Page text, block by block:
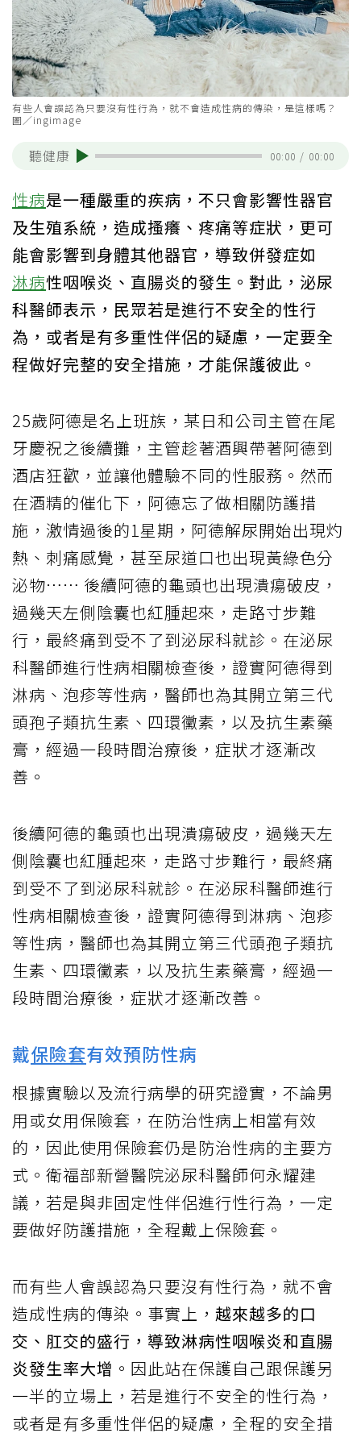
有些人會誤認為只要沒有性行為，就不會造成性病的傳染，是這樣嗎？
圖／ingimage
聽健康 00:00 / 00:00
性病是一種嚴重的疾病，不只會影響性器官
及生殖系統，造成搔癢、疼痛等症狀，更可
能會影響到身體其他器官，導致併發症如
淋病性咽喉炎、直腸炎的發生。對此，泌尿
科醫師表示，民眾若是進行不安全的性行
為，或者是有多重性伴侶的疑慮，一定要全
程做好完整的安全措施，才能保護彼此。
25歲阿德是名上班族，某日和公司主管在尾
牙慶祝之後續攤，主管趁著酒興帶著阿德到
酒店狂歡，並讓他體驗不同的性服務。然而
在酒精的催化下，阿德忘了做相關防護措
施，激情過後的1星期，阿德解尿開始出現灼
熱、刺痛感覺，甚至尿道口也出現黃綠色分
泌物⋯⋯ 後續阿德的龜頭也出現潰瘍破皮，
過幾天左側陰囊也紅腫起來，走路寸步難
行，最終痛到受不了到泌尿科就診。在泌尿
科醫師進行性病相關檢查後，證實阿德得到
淋病、泡疹等性病，醫師也為其開立第三代
頭孢子類抗生素、四環黴素，以及抗生素藥
膏，經過一段時間治療後，症狀才逐漸改
善。
後續阿德的龜頭也出現潰瘍破皮，過幾天左
側陰囊也紅腫起來，走路寸步難行，最終痛
到受不了到泌尿科就診。在泌尿科醫師進行
性病相關檢查後，證實阿德得到淋病、泡疹
等性病，醫師也為其開立第三代頭孢子類抗
生素、四環黴素，以及抗生素藥膏，經過一
段時間治療後，症狀才逐漸改善。
戴保險套有效預防性病
根據實驗以及流行病學的研究證實，不論男
用或女用保險套，在防治性病上相當有效
的，因此使用保險套仍是防治性病的主要方
式。衛福部新營醫院泌尿科醫師何永耀建
議，若是與非固定性伴侶進行性行為，一定
要做好防護措施，全程戴上保險套。
而有些人會誤認為只要沒有性行為，就不會
造成性病的傳染。事實上， 越來越多的口
交、肛交的盛行，導致淋病性咽喉炎和直腸
炎發生率大增 。因此站在保護自己跟保護另
一半的立場上，若是進行不安全的性行為，
或者是有多重性伴侶的疑慮，全程的安全措